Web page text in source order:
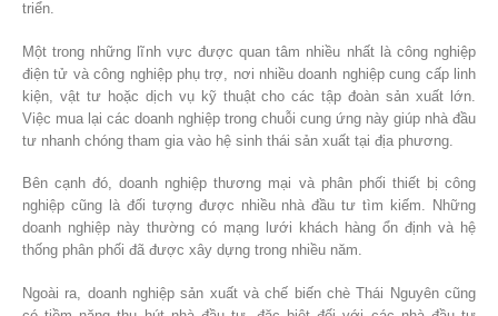
triển.
Một trong những lĩnh vực được quan tâm nhiều nhất là công nghiệp
điện tử và công nghiệp phụ trợ, nơi nhiều doanh nghiệp cung cấp linh
kiện, vật tư hoặc dịch vụ kỹ thuật cho các tập đoàn sản xuất lớn.
Việc mua lại các doanh nghiệp trong chuỗi cung ứng này giúp nhà đầu
tư nhanh chóng tham gia vào hệ sinh thái sản xuất tại địa phương.
Bên cạnh đó, doanh nghiệp thương mại và phân phối thiết bị công
nghiệp cũng là đối tượng được nhiều nhà đầu tư tìm kiếm. Những
doanh nghiệp này thường có mạng lưới khách hàng ổn định và hệ
thống phân phối đã được xây dựng trong nhiều năm.
Ngoài ra, doanh nghiệp sản xuất và chế biến chè Thái Nguyên cũng